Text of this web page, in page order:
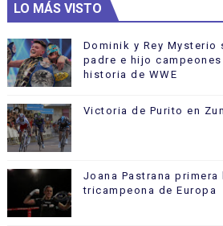
LO MÁS VISTO
Dominik y Rey
padre e hijo
historia de WWE
Victoria de Purito en
Joana Pastrana
tricampeona de Europa